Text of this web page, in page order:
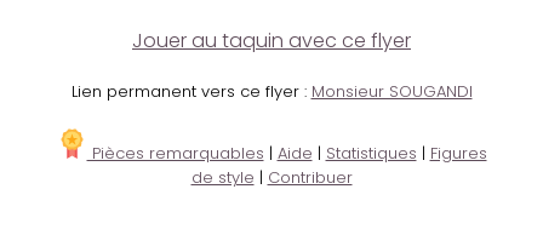
Jouer au taquin avec ce flyer
Lien permanent vers ce flyer : Monsieur SOUGANDI
Pièces remarquables | Aide | Statistiques | Figures
de style | Contribuer